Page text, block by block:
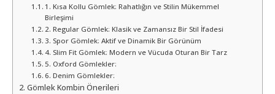
1. Kısa Kollu Gömlek: Rahatlığın ve Stilin Mükemmel
Birleşimi
2. Regular Gömlek: Klasik ve Zamansız Bir Stil İfadesi
3. Spor Gömlek: Aktif ve Dinamik Bir Görünüm
4. Slim Fit Gömlek: Modern ve Vücuda Oturan Bir Tarz
5. Oxford Gömlekler:
6. Denim Gömlekler:
Gömlek Kombin Önerileri